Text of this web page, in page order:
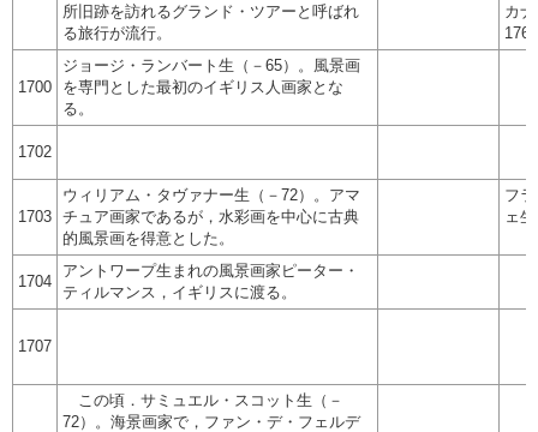
所旧跡を訪れるグランド・ツアーと呼ばれ
る旅行が流行。
カ
1700
ジョージ・ランバート生（－65）。風景画
を専門とした最初のイギリス人画家とな
る。
1702
1703
ウィリアム・タヴァナー生（－72）。アマ
チュア画家であるが，水彩画を中心に古典
的風景画を得意とした。
フ
ェ
1704
アントワープ生まれの風景画家ピーター・
ティルマンス，イギリスに渡る。
1707
この頃．サミュエル・スコット生（－
72）。海景画家で，ファン・デ・フェルデ